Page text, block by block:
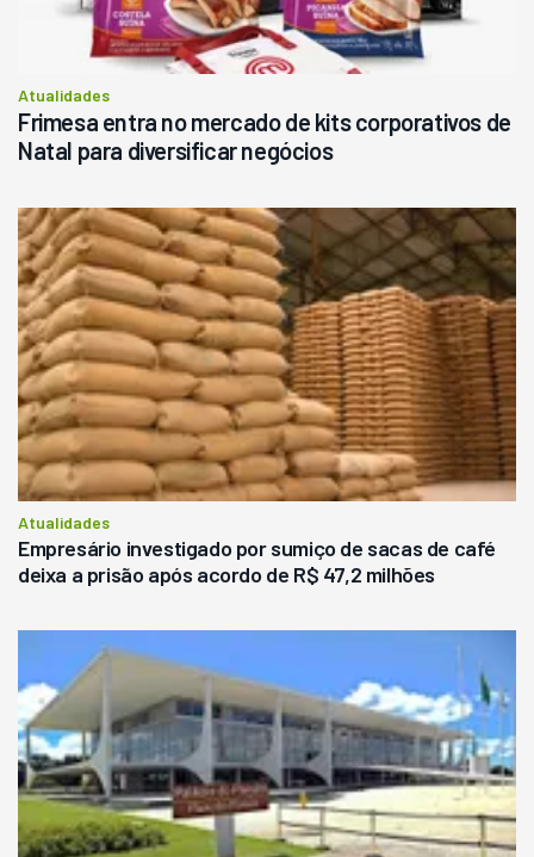
Atualidades
Frimesa entra no mercado de kits corporativos de
Natal para diversificar negócios
Atualidades
Empresário investigado por sumiço de sacas de café
deixa a prisão após acordo de R$ 47,2 milhões